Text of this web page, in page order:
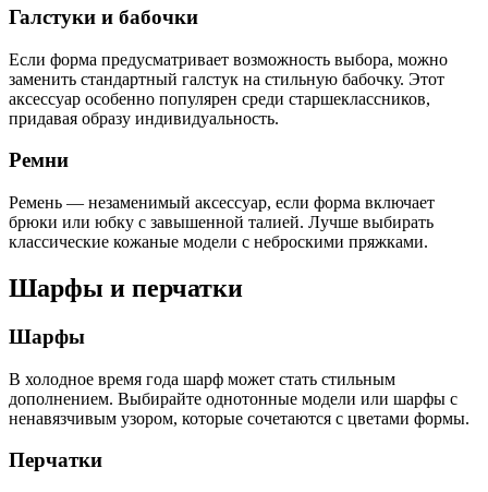
Галстуки и бабочки
Если форма предусматривает возможность выбора, можно
заменить стандартный галстук на стильную бабочку. Этот
аксессуар особенно популярен среди старшеклассников,
придавая образу индивидуальность.
Ремни
Ремень — незаменимый аксессуар, если форма включает
брюки или юбку с завышенной талией. Лучше выбирать
классические кожаные модели с неброскими пряжками.
Шарфы и перчатки
Шарфы
В холодное время года шарф может стать стильным
дополнением. Выбирайте однотонные модели или шарфы с
ненавязчивым узором, которые сочетаются с цветами формы.
Перчатки